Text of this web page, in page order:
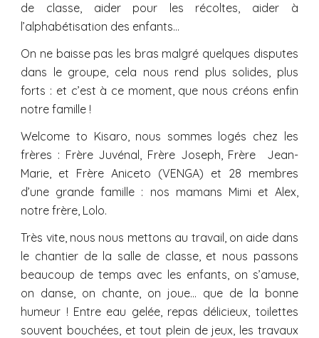
de classe, aider pour les récoltes, aider à
l’alphabétisation des enfants…
On ne baisse pas les bras malgré quelques disputes
dans le groupe, cela nous rend plus solides, plus
forts : et c’est à ce moment, que nous créons enfin
notre famille !
Welcome to Kisaro, nous sommes logés chez les
frères : Frère Juvénal, Frère Joseph, Frère Jean-
Marie, et Frère Aniceto (VENGA) et 28 membres
d’une grande famille : nos mamans Mimi et Alex,
notre frère, Lolo.
Très vite, nous nous mettons au travail, on aide dans
le chantier de la salle de classe, et nous passons
beaucoup de temps avec les enfants, on s’amuse,
on danse, on chante, on joue… que de la bonne
humeur ! Entre eau gelée, repas délicieux, toilettes
souvent bouchées, et tout plein de jeux, les travaux